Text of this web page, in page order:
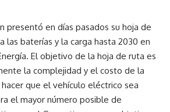
presentó en días pasados su hoja de
las baterías y la carga hasta 2030 en
El objetivo de la hoja de ruta es
la complejidad y el costo de la
que el vehículo eléctrico sea
el mayor número posible de